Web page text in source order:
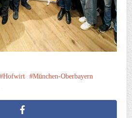
Hofwirt
München-Oberbayern